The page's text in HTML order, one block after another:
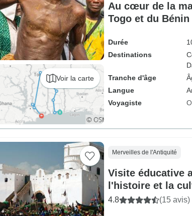
Voir la carte
Au cœur de la
Togo et du Bénin
Durée
Destinations
Tranche d'âge
Langue
Voyagiste
Merveilles de l'Antiquité
Visite éducative
l'histoire et la
4.8 (15 avis)